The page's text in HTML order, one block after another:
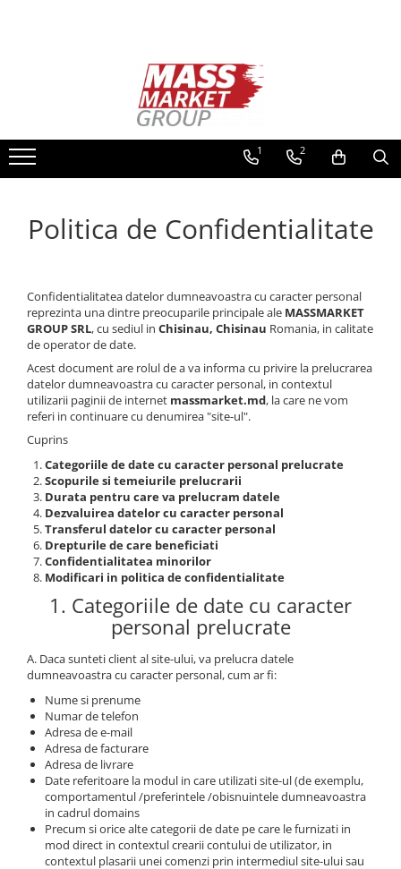
Mulinete la crap
Fire Crap
Accesorii nadire, sondare
Carlige crap
Avertizoare si swingere
Pescuit Feeder, Stationar, Pluta
Lansete Feeder, Stationar, Pluta
Mulinete Feeder, Stationar, Pluta
Fire feeder, stationar
Plute si Indicatoare
Platforme feeder, suporturi,
tripoduri
Plumbi, cosulete, momitoare
Carlige Feeder, Stationar
Mincioguri si juvelnice
Accesorii monturi
Genti, huse, galeti
Accesorii si instrumente
Pescuit la rapitor
Lansete la rapitor
Mulinete la rapitor
Fire rapitor
Carlige la rapitor
Greutati la rapitor
Naluci
Accesorii rapitor
Monturi rapitor
Detergenţi si produse pentru rufe
Vopsele pentru haine
Ingrijire tehnica casnica
Produse pentru curățenie
Aragazuri, incalzitoare
Corturi, Pavilioane
Lanterne
Paturi
Turism si Odihna
Umbrele
Vesela
1 2
Politica de Confidentialitate
Confidentialitatea datelor dumneavoastra cu caracter personal
reprezinta una dintre preocuparile principale ale MASSMARKET
GROUP SRL, cu sediul in Chisinau, Chisinau Romania, in calitate
de operator de date.
Acest document are rolul de a va informa cu privire la prelucrarea
datelor dumneavoastra cu caracter personal, in contextul
utilizarii paginii de internet massmarket.md, la care ne vom
referi in continuare cu denumirea "site-ul".
Cuprins
Categoriile de date cu caracter personal prelucrate
Scopurile si temeiurile prelucrarii
Durata pentru care va prelucram datele
Dezvaluirea datelor cu caracter personal
Transferul datelor cu caracter personal
Drepturile de care beneficiati
Confidentialitatea minorilor
Modificari in politica de confidentialitate
1. Categoriile de date cu caracter
personal prelucrate
A. Daca sunteti client al site-ului, va prelucra datele
dumneavoastra cu caracter personal, cum ar fi:
Nume si prenume
Numar de telefon
Adresa de e-mail
Adresa de facturare
Adresa de livrare
Date referitoare la modul in care utilizati site-ul (de exemplu,
comportamentul /preferintele /obisnuintele dumneavoastra
in cadrul domains
Precum si orice alte categorii de date pe care le furnizati in
mod direct in contextul crearii contului de utilizator, in
contextul plasarii unei comenzi prin intermediul site-ului sau